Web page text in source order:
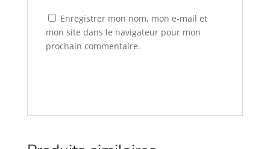
Enregistrer mon nom, mon e-mail et
mon site dans le navigateur pour mon
prochain commentaire.